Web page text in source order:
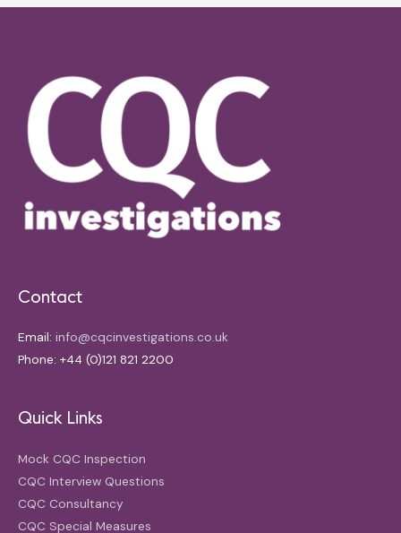
Contact
Email: info@cqcinvestigations.co.uk
Phone: +44 (0)121 821 2200
Quick Links
Mock CQC Inspection
CQC Interview Questions
CQC Consultancy
CQC Special Measures